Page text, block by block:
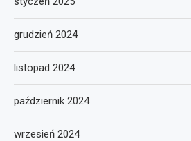
grudzień 2024
listopad 2024
październik 2024
wrzesień 2024